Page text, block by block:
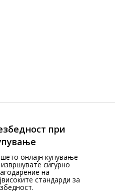
при
онлајн купување
сигурно
на
стандарди за